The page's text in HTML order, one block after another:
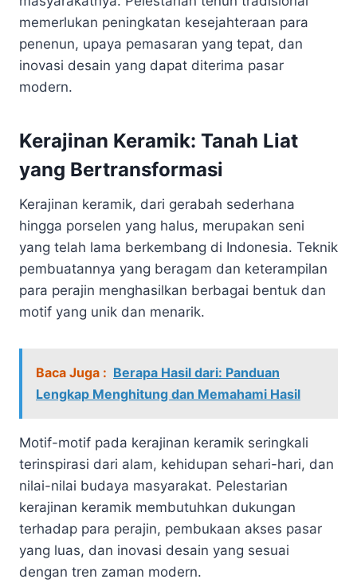
memerlukan peningkatan kesejahteraan para
penenun, upaya pemasaran yang tepat, dan
inovasi desain yang dapat diterima pasar
modern.
Kerajinan Keramik: Tanah Liat
yang Bertransformasi
Kerajinan keramik, dari gerabah sederhana
hingga porselen yang halus, merupakan seni
yang telah lama berkembang di Indonesia. Teknik
pembuatannya yang beragam dan keterampilan
para perajin menghasilkan berbagai bentuk dan
motif yang unik dan menarik.
Baca Juga : Berapa Hasil dari: Panduan
Lengkap Menghitung dan Memahami Hasil
Motif-motif pada kerajinan keramik seringkali
terinspirasi dari alam, kehidupan sehari-hari, dan
nilai-nilai budaya masyarakat. Pelestarian
kerajinan keramik membutuhkan dukungan
terhadap para perajin, pembukaan akses pasar
yang luas, dan inovasi desain yang sesuai
dengan tren zaman modern.